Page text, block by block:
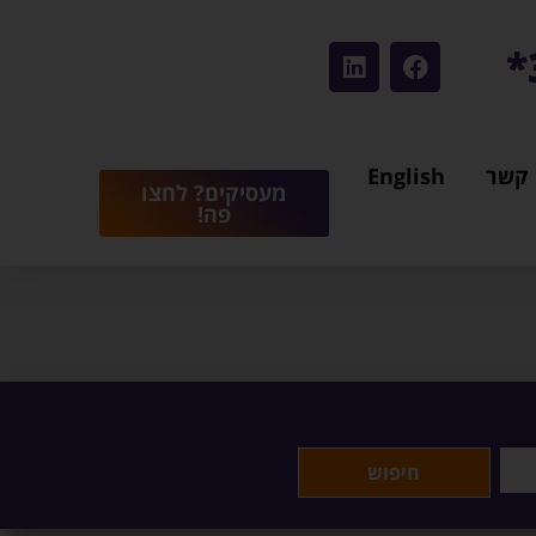
קשר
English
מעסיקים? לחצו
פה!